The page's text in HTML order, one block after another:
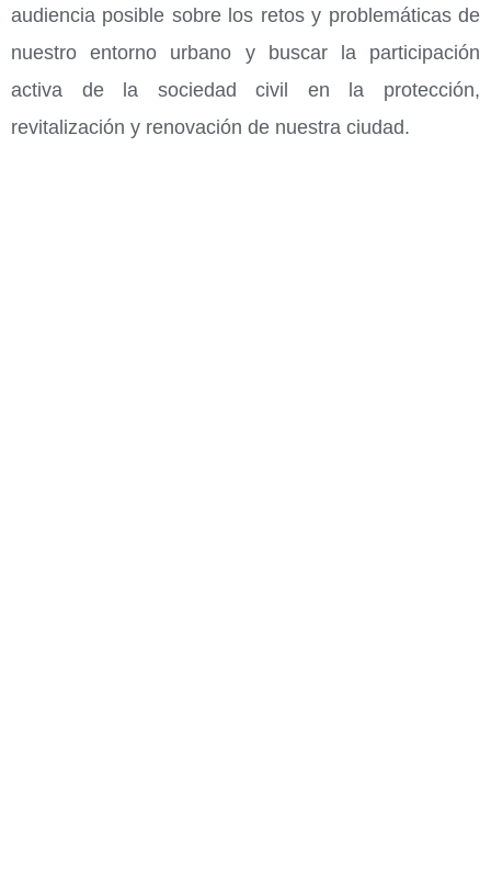
audiencia posible sobre los retos y problemáticas de
nuestro entorno urbano y buscar la participación
activa de la sociedad civil en la protección,
revitalización y renovación de nuestra ciudad.